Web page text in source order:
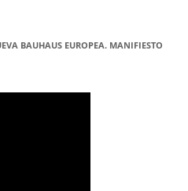
BAUHAUS EUROPEA. MANIFIESTO